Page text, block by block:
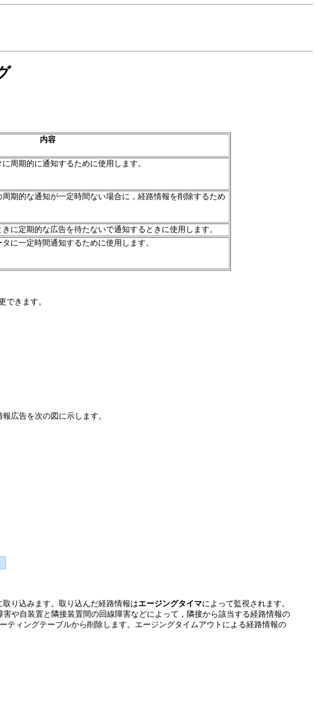
内容
周期的に通知するために使用します。
期的な通知が一定時間ない場合に，経路情報を削除するため
に定期的な広告を待たないで通知するときに使用します。
に一定時間通知するために使用します。
きます。
広告を次の図に示します。
り込みます。取り込んだ経路情報はエージングタイマによって監視されます。
や自装置と隣接装置間の回線障害などによって，隣接から該当する経路情報の
ティングテーブルから削除します。エージングタイムアウトによる経路情報の